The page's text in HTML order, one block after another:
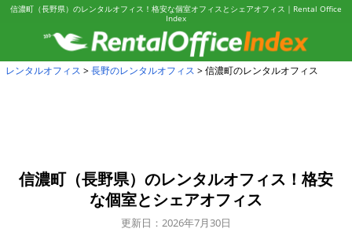
信濃町（長野県）のレンタルオフィス！格安な個室オフィスとシェアオフィス｜Rental Office
Index
レンタルオフィス 長野のレンタルオフィス 信濃町のレンタルオフィス
信濃町（長野県）のレンタルオフィス！格安
な個室とシェアオフィス
更新日：2026年7月30日